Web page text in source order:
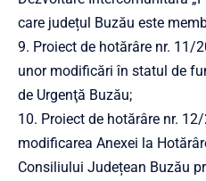
care județul Buzău este
9. Proiect de hotărâre nr. 11/
unor modificări în statul de
de Urgenţă Buzău;
10. Proiect de hotărâre nr.
modificarea Anexei la
Consiliului Județean Buzău